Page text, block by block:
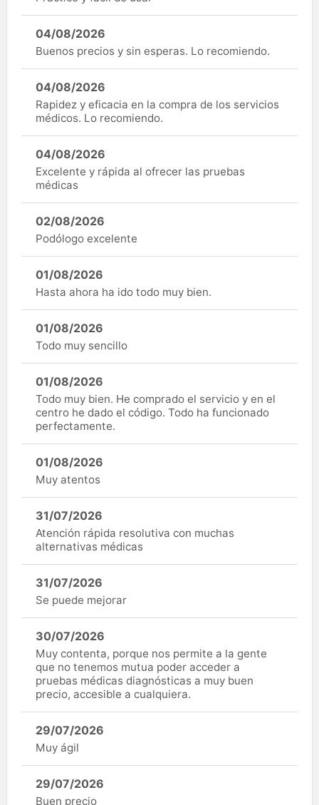
04/08/2026
Buenos precios y sin esperas. Lo recomiendo.
04/08/2026
Rapidez y eficacia en la compra de los servicios
médicos. Lo recomiendo.
04/08/2026
Excelente y rápida al ofrecer las pruebas
médicas
02/08/2026
Podólogo excelente
01/08/2026
Hasta ahora ha ido todo muy bien.
01/08/2026
Todo muy sencillo
01/08/2026
Todo muy bien. He comprado el servicio y en el
centro he dado el código. Todo ha funcionado
perfectamente.
01/08/2026
Muy atentos
31/07/2026
Atención rápida resolutiva con muchas
alternativas médicas
31/07/2026
Se puede mejorar
30/07/2026
Muy contenta, porque nos permite a la gente
que no tenemos mutua poder acceder a
pruebas médicas diagnósticas a muy buen
precio, accesible a cualquiera.
29/07/2026
Muy ágil
29/07/2026
Buen precio